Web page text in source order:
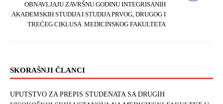
OBNAVLJAJU ZAVRŠNU GODINU INTEGRISANIH
AKADEMSKIH STUDIJA I STUDIJA PRVOG, DRUGOG I
TREĆEG CIKLUSA MEDICINSKOG FAKULTETA
SKORAŠNJI ČLANCI
UPUTSTVO ZA PREPIS STUDENATA SA DRUGIH